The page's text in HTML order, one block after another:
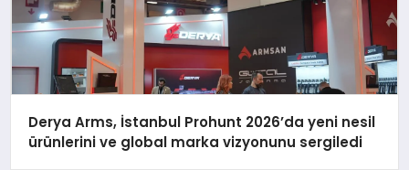
Derya Arms, İstanbul Prohunt 2026’da yeni nesil
ürünlerini ve global marka vizyonunu sergiledi